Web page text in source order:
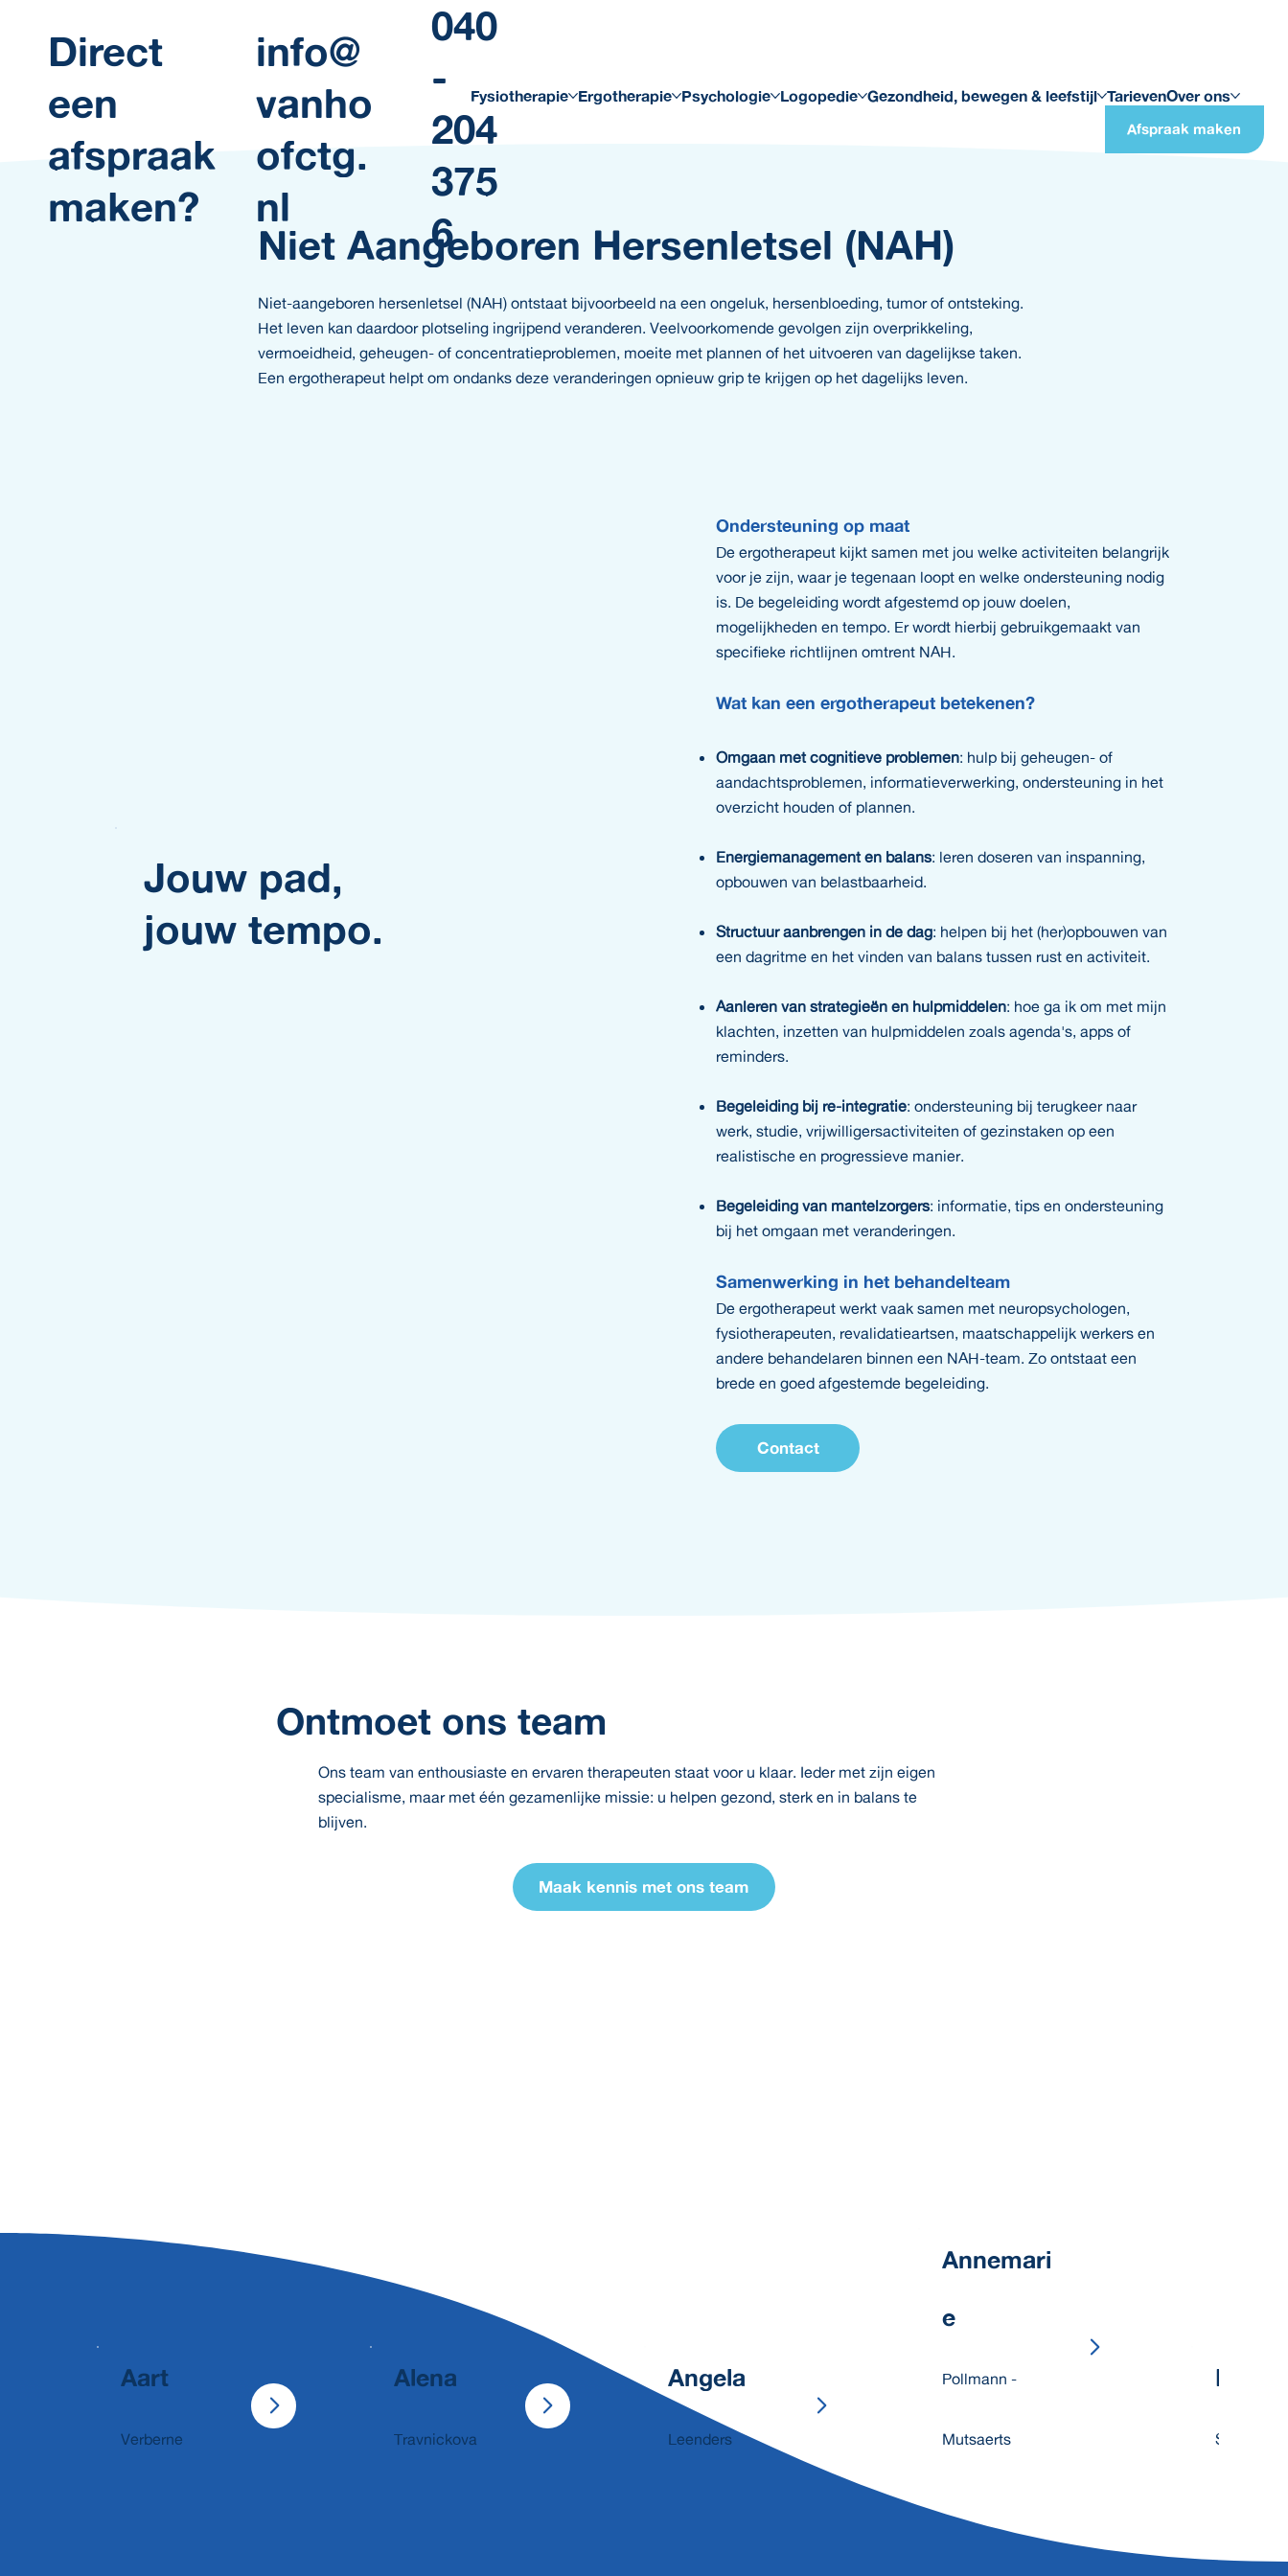
Fysiotherapie Ergotherapie Psychologie Logopedie Gezondheid, bewegen & leefstijl TarievenOver ons
Direct
een
afspraak
maken?
info@
vanho
ofctg.
nl
040
-
204
375
6
Afspraak maken
Niet Aangeboren Hersenletsel (NAH)
Niet-aangeboren hersenletsel (NAH) ontstaat bijvoorbeeld na een ongeluk, hersenbloeding, tumor of ontsteking.
Het leven kan daardoor plotseling ingrijpend veranderen. Veelvoorkomende gevolgen zijn overprikkeling,
vermoeidheid, geheugen- of concentratieproblemen, moeite met plannen of het uitvoeren van dagelijkse taken.
Een ergotherapeut helpt om ondanks deze veranderingen opnieuw grip te krijgen op het dagelijks leven.
Jouw pad,
jouw tempo.
Ondersteuning op maat
De ergotherapeut kijkt samen met jou welke activiteiten belangrijk
voor je zijn, waar je tegenaan loopt en welke ondersteuning nodig
is. De begeleiding wordt afgestemd op jouw doelen,
mogelijkheden en tempo. Er wordt hierbij gebruikgemaakt van
specifieke richtlijnen omtrent NAH.
Wat kan een ergotherapeut betekenen?
Omgaan met cognitieve problemen: hulp bij geheugen- of
aandachtsproblemen, informatieverwerking, ondersteuning in het
overzicht houden of plannen.
Energiemanagement en balans: leren doseren van inspanning,
opbouwen van belastbaarheid.
Structuur aanbrengen in de dag: helpen bij het (her)opbouwen van
een dagritme en het vinden van balans tussen rust en activiteit.
Aanleren van strategieën en hulpmiddelen: hoe ga ik om met mijn
klachten, inzetten van hulpmiddelen zoals agenda's, apps of
reminders.
Begeleiding bij re-integratie: ondersteuning bij terugkeer naar
werk, studie, vrijwilligersactiviteiten of gezinstaken op een
realistische en progressieve manier.
Begeleiding van mantelzorgers: informatie, tips en ondersteuning
bij het omgaan met veranderingen.
Samenwerking in het behandelteam
De ergotherapeut werkt vaak samen met neuropsychologen,
fysiotherapeuten, revalidatieartsen, maatschappelijk werkers en
andere behandelaren binnen een NAH-team. Zo ontstaat een
brede en goed afgestemde begeleiding.
Contact
Ontmoet ons team
Ons team van enthousiaste en ervaren therapeuten staat voor u klaar. Ieder met zijn eigen
specialisme, maar met één gezamenlijke missie: u helpen gezond, sterk en in balans te
blijven.
Maak kennis met ons team
Aart
Verberne
Alena
Travnickova
Angela
Leenders
Annemari
e
Pollmann -
Mutsaerts Senft